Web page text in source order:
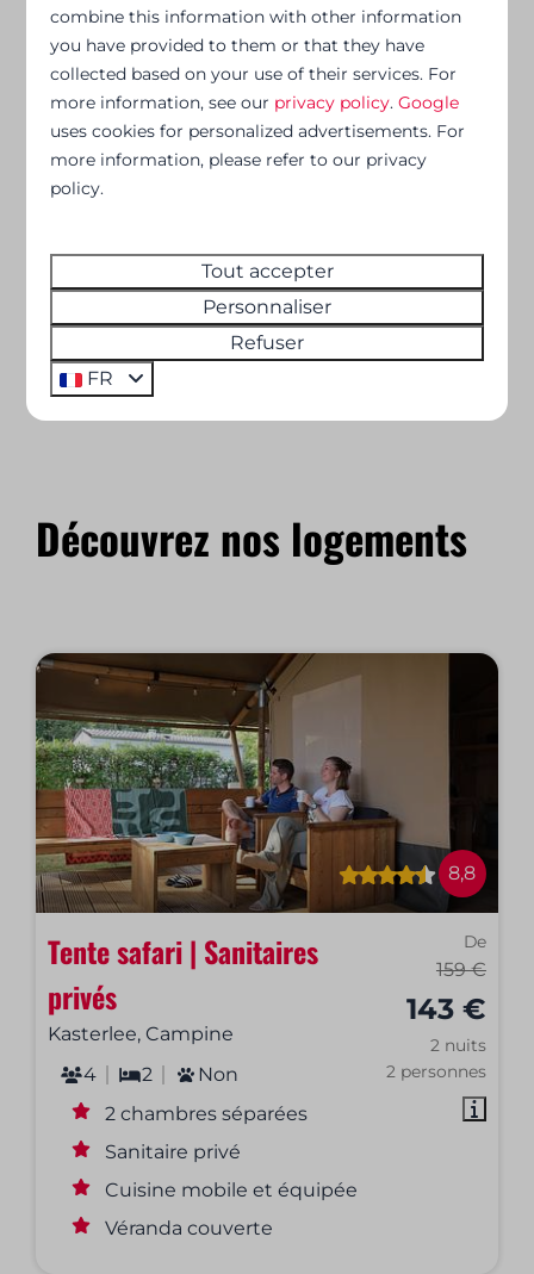
Ouvert toute l’année
Vous pouvez profiter toute l’année de nos
différents hébergements, aussi bien en été
qu’en hiver !
Emplacement idéal
Au cœur de la nature pour des vacances
reposantes dans un camping familial.
Découvrez nos logements
8,8
De
159 €
143 €
2 nuits
2 personnes
Tente safari | Sanitaires
privés
Kasterlee, Campine
4
2
Non
2 chambres séparées
Sanitaire privé
Cuisine mobile et équipée
Véranda couverte
combine this information with other information
you have provided to them or that they have
collected based on your use of their services. For
more information, see our privacy policy.Google
uses cookies for personalized advertisements. For
more information, please refer to our privacy
policy.
Tout accepter
Personnaliser
Refuser
FR